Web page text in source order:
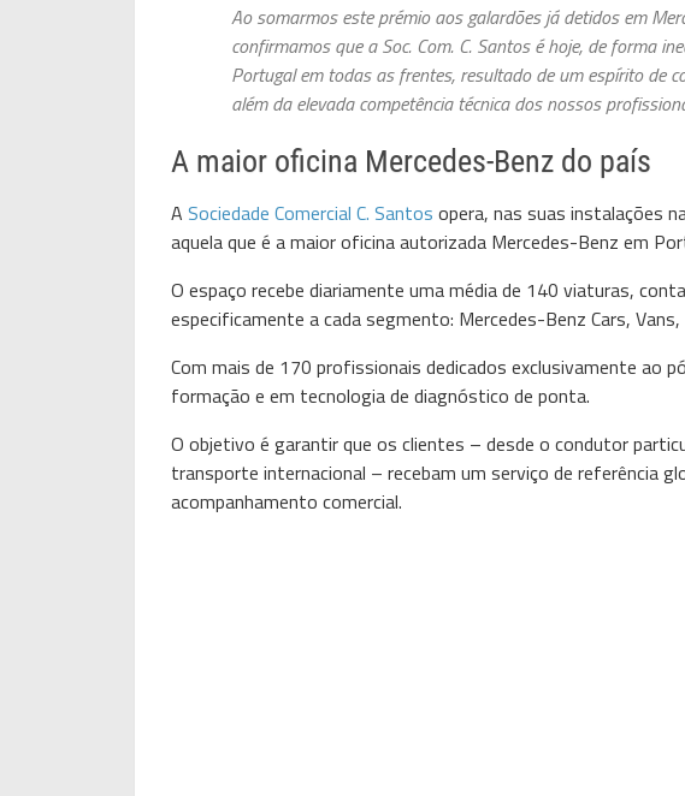
Ao somarmos este prémio aos galardões já detidos em
confirmamos que a Soc. Com. C. Santos é hoje, de forma
Portugal em todas as frentes, resultado de um espírito de
além da elevada competência técnica dos nossos
A maior oficina Mercedes-Benz do país
A Sociedade Comercial C. Santos opera, nas suas instalações
aquela que é a maior oficina autorizada Mercedes-Benz em
O espaço recebe diariamente uma média de 140 viaturas,
especificamente a cada segmento: Mercedes-Benz Cars,
Com mais de 170 profissionais dedicados exclusivamente ao
formação e em tecnologia de diagnóstico de ponta.
O objetivo é garantir que os clientes – desde o condutor
transporte internacional – recebam um serviço de referência
acompanhamento comercial.